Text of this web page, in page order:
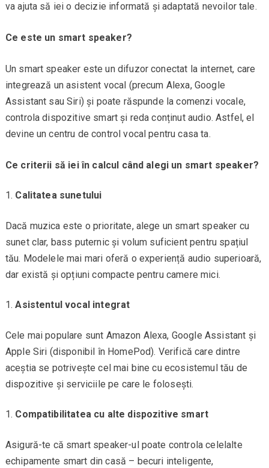
va ajuta să iei o decizie informată și adaptată nevoilor tale.
Ce este un smart speaker?
Un smart speaker este un difuzor conectat la internet, care
integrează un asistent vocal (precum Alexa, Google
Assistant sau Siri) și poate răspunde la comenzi vocale,
controla dispozitive smart și reda conținut audio. Astfel, el
devine un centru de control vocal pentru casa ta.
Ce criterii să iei în calcul când alegi un smart speaker?
Calitatea sunetului
Dacă muzica este o prioritate, alege un smart speaker cu
sunet clar, bass puternic și volum suficient pentru spațiul
tău. Modelele mai mari oferă o experiență audio superioară,
dar există și opțiuni compacte pentru camere mici.
Asistentul vocal integrat
Cele mai populare sunt Amazon Alexa, Google Assistant și
Apple Siri (disponibil în HomePod). Verifică care dintre
aceștia se potrivește cel mai bine cu ecosistemul tău de
dispozitive și serviciile pe care le folosești.
Compatibilitatea cu alte dispozitive smart
Asigură-te că smart speaker-ul poate controla celelalte
echipamente smart din casă – becuri inteligente,